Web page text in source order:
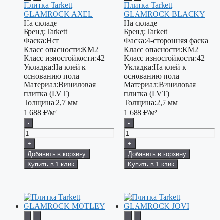
Плитка Tarkett
GLAMROCK AXEL
На складе
Бренд:Tarkett
Фаска:Нет
Класс опасности:КМ2
Класс изностойкости:42
Укладка:На клей к
основанию пола
Материал:Виниловая
плитка (LVT)
Толщина:2,7 мм
1 688 ₽/м²
-
+
Добавить в корзину
Купить в 1 клик
Плитка Tarkett
GLAMROCK BLACKY
На складе
Бренд:Tarkett
Фаска:4-сторонняя фаска
Класс опасности:КМ2
Класс изностойкости:42
Укладка:На клей к
основанию пола
Материал:Виниловая
плитка (LVT)
Толщина:2,7 мм
1 688 ₽/м²
-
+
Добавить в корзину
Купить в 1 клик